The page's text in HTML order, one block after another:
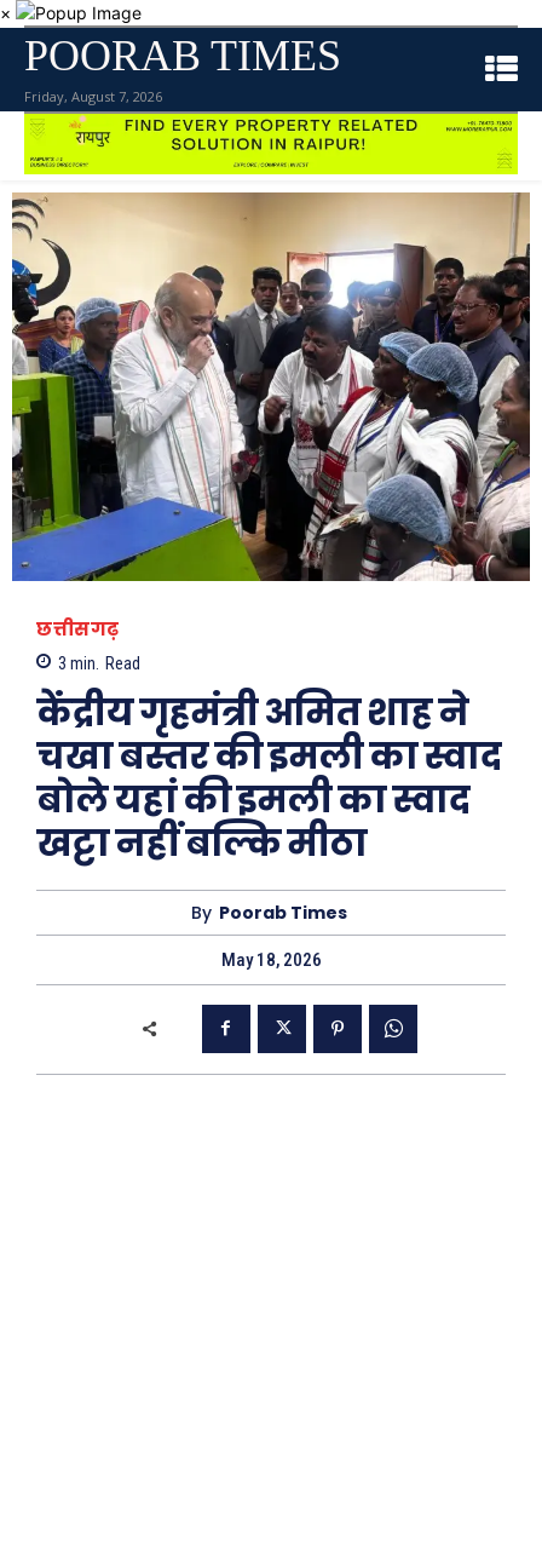
×
POORAB TIMES
Friday, August 7, 2026
छत्तीसगढ़
3 min. Read
केंद्रीय गृहमंत्री अमित शाह ने
चखा बस्तर की इमली का स्वाद
बोले यहां की इमली का स्वाद
खट्टा नहीं बल्कि मीठा
By Poorab Times
May 18, 2026